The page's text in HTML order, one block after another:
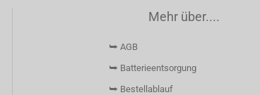
Mehr über....
⮩ AGB
⮩ Batterieentsorgung
⮩ Bestellablauf